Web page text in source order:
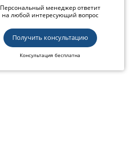
Персональный менеджер ответит
на любой интересующий вопрос
Получить консультацию
Консультация бесплатна